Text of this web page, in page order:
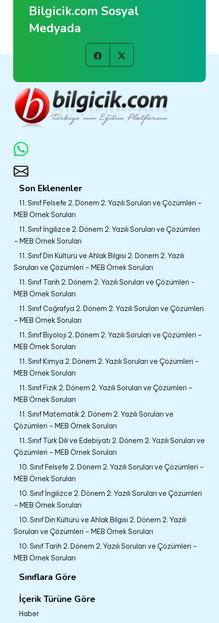
Bilgicik.com Sosyal
Medyada
Son Eklenenler
11. Sınıf Felsefe 2. Dönem 2. Yazılı Soruları ve Çözümleri –
MEB Örnek Soruları
11. Sınıf İngilizce 2. Dönem 2. Yazılı Soruları ve Çözümleri
– MEB Örnek Soruları
11. Sınıf Din Kültürü ve Ahlak Bilgisi 2. Dönem 2. Yazılı
Soruları ve Çözümleri – MEB Örnek Soruları
11. Sınıf Tarih 2. Dönem 2. Yazılı Soruları ve Çözümleri –
MEB Örnek Soruları
11. Sınıf Coğrafya 2. Dönem 2. Yazılı Soruları ve Çözümleri
– MEB Örnek Soruları
11. Sınıf Biyoloji 2. Dönem 2. Yazılı Soruları ve Çözümleri –
MEB Örnek Soruları
11. Sınıf Kimya 2. Dönem 2. Yazılı Soruları ve Çözümleri –
MEB Örnek Soruları
11. Sınıf Fizik 2. Dönem 2. Yazılı Soruları ve Çözümleri –
MEB Örnek Soruları
11. Sınıf Matematik 2. Dönem 2. Yazılı Soruları ve
Çözümleri – MEB Örnek Soruları
11. Sınıf Türk Dili ve Edebiyatı 2. Dönem 2. Yazılı Soruları ve
Çözümleri – MEB Örnek Soruları
10. Sınıf Felsefe 2. Dönem 2. Yazılı Soruları ve Çözümleri –
MEB Örnek Soruları
10. Sınıf İngilizce 2. Dönem 2. Yazılı Soruları ve Çözümleri
– MEB Örnek Soruları
10. Sınıf Din Kültürü ve Ahlak Bilgisi 2. Dönem 2. Yazılı
Soruları ve Çözümleri – MEB Örnek Soruları
10. Sınıf Tarih 2. Dönem 2. Yazılı Soruları ve Çözümleri –
MEB Örnek Soruları
Sınıflara Göre
İçerik Türüne Göre
Haber